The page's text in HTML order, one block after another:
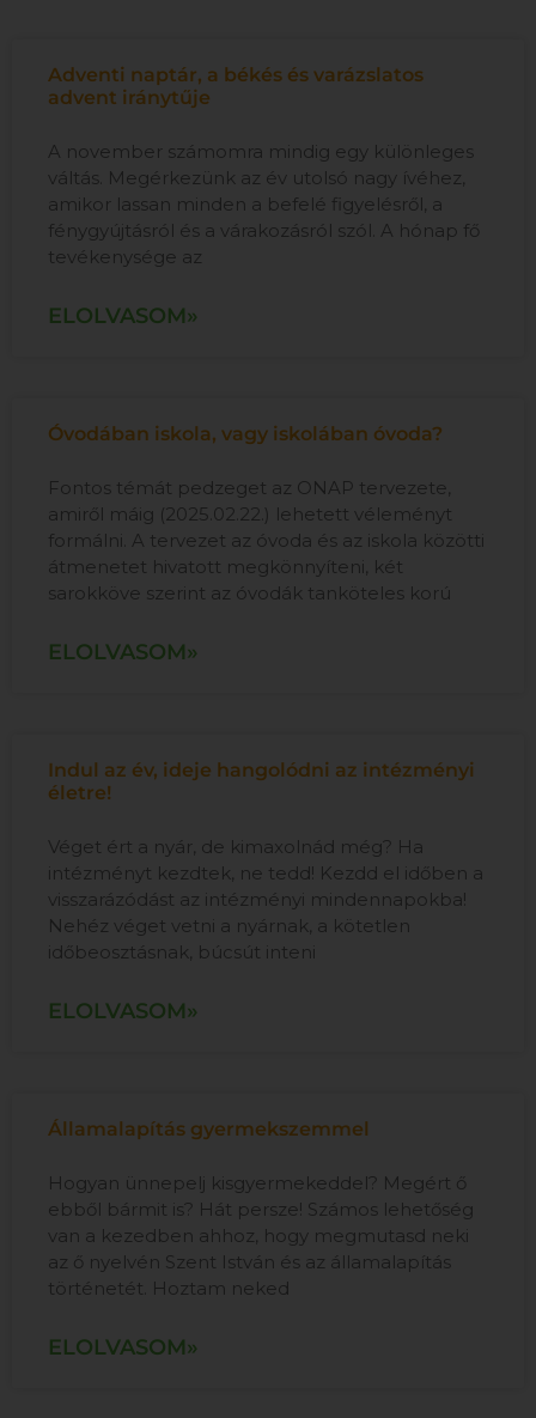
Adventi naptár, a békés és varázslatos
advent iránytűje
A november számomra mindig egy különleges
váltás. Megérkezünk az év utolsó nagy ívéhez,
amikor lassan minden a befelé figyelésről, a
fénygyújtásról és a várakozásról szól. A hónap fő
tevékenysége az
ELOLVASOM»
Óvodában iskola, vagy iskolában óvoda?
Fontos témát pedzeget az ONAP tervezete,
amiről máig (2025.02.22.) lehetett véleményt
formálni. A tervezet az óvoda és az iskola közötti
átmenetet hivatott megkönnyíteni, két
sarokköve szerint az óvodák tanköteles korú
ELOLVASOM»
Indul az év, ideje hangolódni az intézményi
életre!
Véget ért a nyár, de kimaxolnád még? Ha
intézményt kezdtek, ne tedd! Kezdd el időben a
visszarázódást az intézményi mindennapokba!
Nehéz véget vetni a nyárnak, a kötetlen
időbeosztásnak, búcsút inteni
ELOLVASOM»
Államalapítás gyermekszemmel
Hogyan ünnepelj kisgyermekeddel? Megért ő
ebből bármit is? Hát persze! Számos lehetőség
van a kezedben ahhoz, hogy megmutasd neki
az ő nyelvén Szent István és az államalapítás
történetét. Hoztam neked
ELOLVASOM»